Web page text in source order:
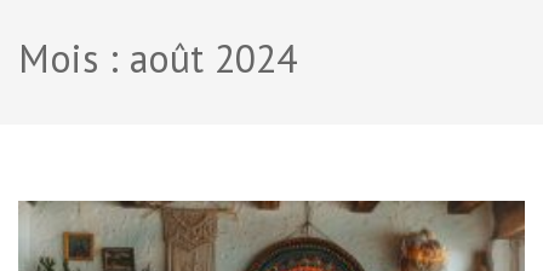
Mois : août 2024